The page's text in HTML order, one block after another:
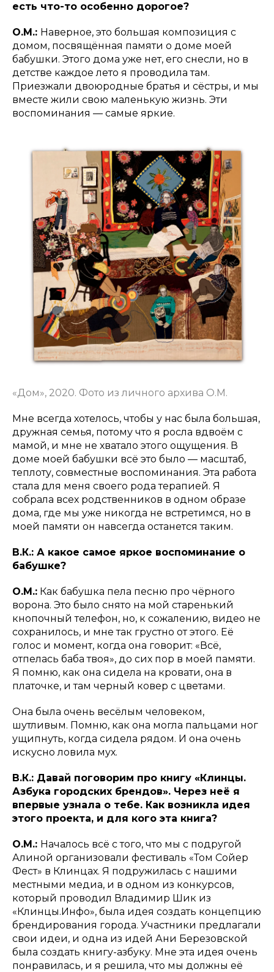
есть что-то особенно дорогое?
О.М.: Наверное, это большая композиция с
домом, посвящённая памяти о доме моей
бабушки. Этого дома уже нет, его снесли, но в
детстве каждое лето я проводила там.
Приезжали двоюродные братья и сёстры, и мы
вместе жили свою маленькую жизнь. Эти
воспоминания — самые яркие.
«Дом», 2020. Фото из личного архива О.М.
Мне всегда хотелось, чтобы у нас была большая,
дружная семья, потому что я росла вдвоём с
мамой, и мне не хватало этого ощущения. В
доме моей бабушки всё это было — масштаб,
теплоту, совместные воспоминания. Эта работа
стала для меня своего рода терапией. Я
собрала всех родственников в одном образе
дома, где мы уже никогда не встретимся, но в
моей памяти он навсегда останется таким.
В.К.: А какое самое яркое воспоминание о
бабушке?
О.М.: Как бабушка пела песню про чёрного
ворона. Это было снято на мой старенький
кнопочный телефон, но, к сожалению, видео не
сохранилось, и мне так грустно от этого. Её
голос и момент, когда она говорит: «Всё,
отпелась баба твоя», до сих пор в моей памяти.
Я помню, как она сидела на кровати, она в
платочке, и там черный ковер с цветами.
Она была очень весёлым человеком,
шутливым. Помню, как она могла пальцами ног
ущипнуть, когда сидела рядом. И она очень
искусно ловила мух.
В.К.: Давай поговорим про книгу «Клинцы.
Азбука городских брендов». Через неё я
впервые узнала о тебе. Как возникла идея
этого проекта, и для кого эта книга?
О.М.: Началось всё с того, что мы с подругой
Алиной организовали фестиваль «Том Сойер
Фест» в Клинцах. Я подружилась с нашими
местными медиа, и в одном из конкурсов,
который проводил Владимир Шик из
«Клинцы.Инфо», была идея создать концепцию
брендирования города. Участники предлагали
свои идеи, и одна из идей Ани Березовской
была создать книгу-азбуку. Мне эта идея очень
понравилась, и я решила, что мы должны её